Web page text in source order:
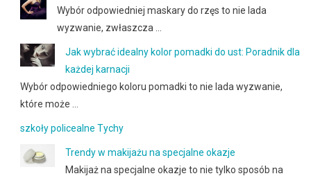
Wybór odpowiedniej maskary do rzęs to nie lada
wyzwanie, zwłaszcza …
Jak wybrać idealny kolor pomadki do ust: Poradnik dla
każdej karnacji
Wybór odpowiedniego koloru pomadki to nie lada wyzwanie,
które może …
szkoły policealne Tychy
Trendy w makijażu na specjalne okazje
Makijaż na specjalne okazje to nie tylko sposób na